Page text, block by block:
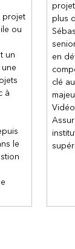
projet
ou
un
à
le
plus
en
clé